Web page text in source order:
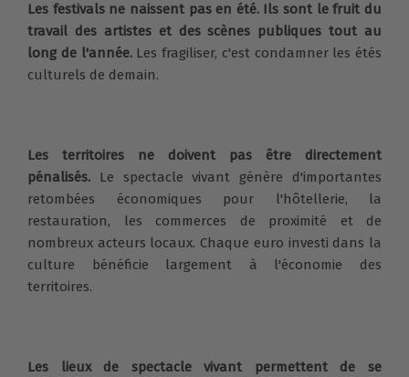
Les festivals ne naissent pas en été. Ils sont le fruit du
travail des artistes et des scènes publiques tout au
long de l'année.Les fragiliser, c'est condamner les étés
culturels de demain.
Les territoires ne doivent pas être directement
pénalisés. Le spectacle vivant génère d'importantes
retombées économiques pour l'hôtellerie, la
restauration, les commerces de proximité et de
nombreux acteurs locaux. Chaque euro investi dans la
culture bénéficie largement à l'économie des
territoires.
Les lieux de spectacle vivant permettent de se